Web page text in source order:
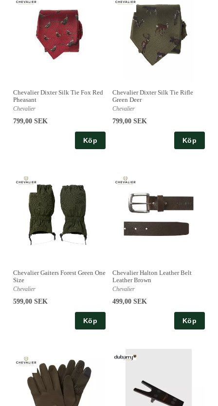
Chevalier Dixter Silk Tie Fox Red
Pheasant
Chevalier
799,00 SEK
Köp
Chevalier Dixter Silk Tie Rifle
Green Deer
Chevalier
799,00 SEK
Köp
Chevalier Gaiters Forest Green One
Size
Chevalier
599,00 SEK
Köp
Chevalier Halton Leather Belt
Leather Brown
Chevalier
499,00 SEK
Köp